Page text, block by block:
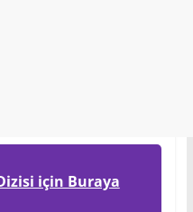
için Buraya